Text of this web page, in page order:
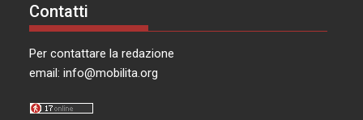
Contatti
Per contattare la redazione
email:info@mobilita.org